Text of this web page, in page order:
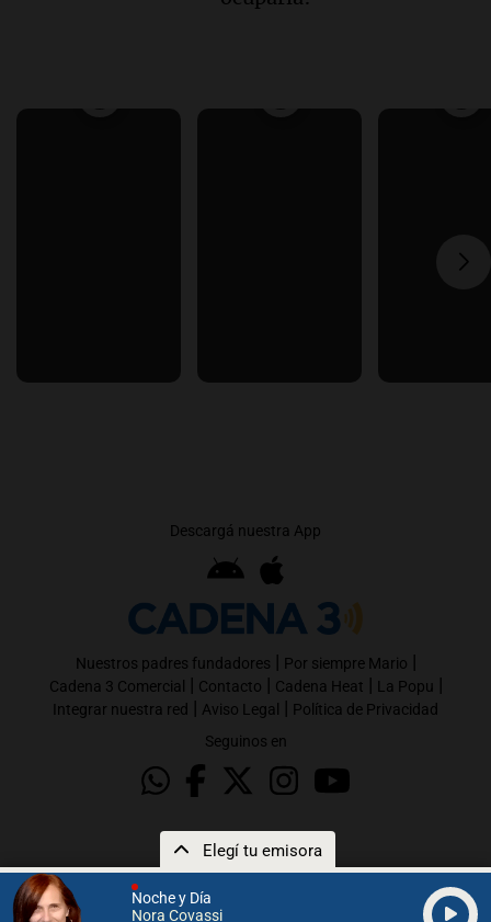
Noche y Día
Nora Covassi
Elegí tu emisora
Descargá nuestra App
Nuestros padres fundadores | Por siempre Mario |
Cadena 3 Comercial | Contacto | Cadena Heat | La Popu |
Integrar nuestra red | Aviso Legal | Política de Privacidad
Seguinos en